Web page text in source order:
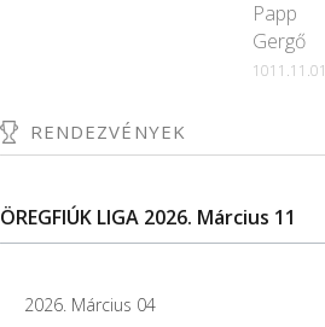
Papp
Gergő
1011.11.01
RENDEZVÉNYEK
ÖREGFIÚK LIGA 2026. Március 11
2026. Március 04